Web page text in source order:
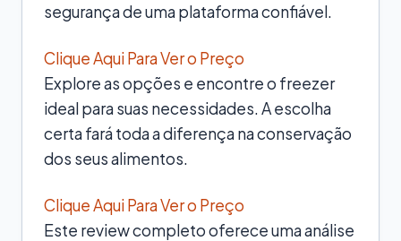
segurança de uma plataforma confiável.
Clique Aqui Para Ver o Preço
Explore as opções e encontre o freezer
ideal para suas necessidades. A escolha
certa fará toda a diferença na conservação
dos seus alimentos.
Clique Aqui Para Ver o Preço
Este review completo oferece uma análise